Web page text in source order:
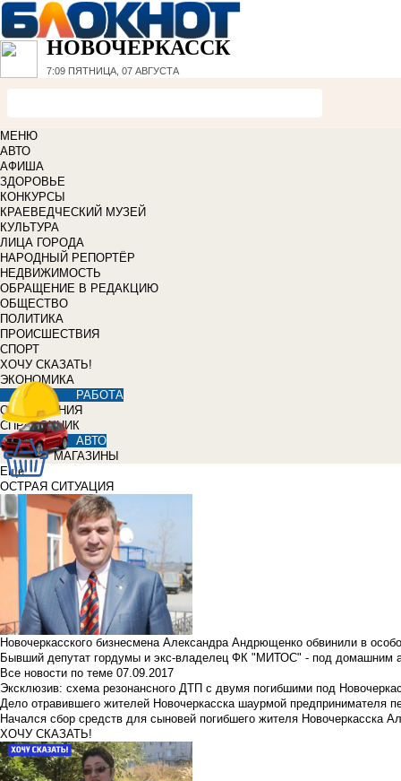
НОВОЧЕРКАССК
7:09 ПЯТНИЦА, 07 АВГУСТА
МЕНЮ
АВТО
АФИША
ЗДОРОВЬЕ
КОНКУРСЫ
КРАЕВЕДЧЕСКИЙ МУЗЕЙ
КУЛЬТУРА
ЛИЦА ГОРОДА
НАРОДНЫЙ РЕПОРТЁР
НЕДВИЖИМОСТЬ
ОБРАЩЕНИЕ В РЕДАКЦИЮ
ОБЩЕСТВО
ПОЛИТИКА
ПРОИСШЕСТВИЯ
СПОРТ
ХОЧУ СКАЗАТЬ!
ЭКОНОМИКА
РАБОТА
ОБЪЯВЛЕНИЯ
СПРАВОЧНИК
АВТО
МАГАЗИНЫ
Еще
ОСТРАЯ СИТУАЦИЯ
Новочеркасского бизнесмена Александра Андрющенко обвинили в
Бывший депутат гордумы и экс-владелец ФК "МИТОС" - под домашним
Все новости по теме 07.09.2017
Эксклюзив: схема резонансного ДТП с двумя погибшими под
Дело отравившего жителей Новочеркасска шаурмой предпринимателя
Начался сбор средств для сыновей погибшего жителя Новочеркасска
ХОЧУ СКАЗАТЬ!